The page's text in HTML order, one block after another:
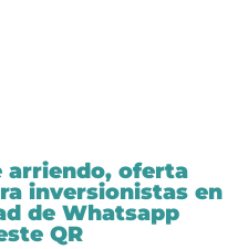
arriendo, oferta
inversionistas en
de Whatsapp
QR